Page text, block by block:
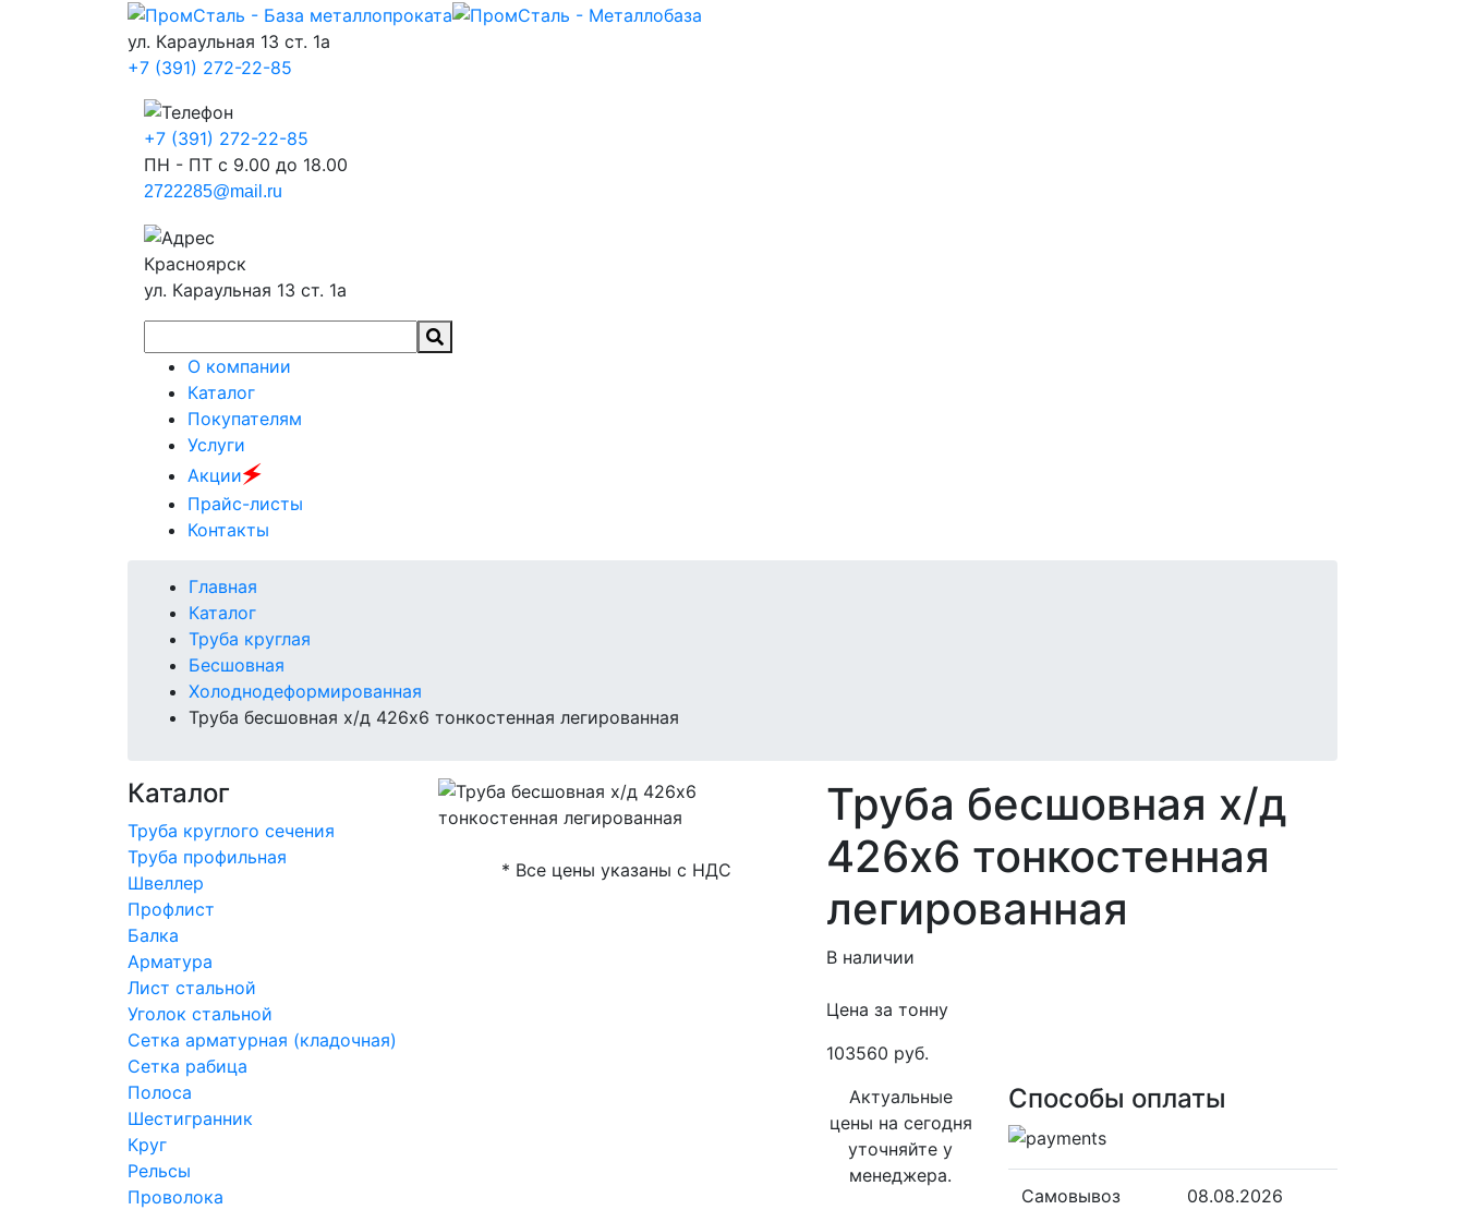
ул. Караульная 13 ст. 1а
+7 (391) 272-22-85
+7 (391) 272-22-85
ПН - ПТ с 9.00 до 18.00
2722285@mail.ru
Красноярск
ул. Караульная 13 ст. 1а
О компании
Каталог
Покупателям
Услуги
Акции🗲
Прайс-листы
Контакты
Главная
Каталог
Труба круглая
Бесшовная
Холоднодеформированная
Труба бесшовная х/д 426х6 тонкостенная легированная
* Все цены указаны с НДС
Труба бесшовная х/д
426х6 тонкостенная
легированная
В наличии
Цена за тонну
103560 руб.
Актуальные
цены на сегодня
уточняйте у
менеджера.
Способы оплаты
Самовывоз 08.08.2026
Каталог
Труба круглого сечения
Труба профильная
Швеллер
Профлист
Балка
Арматура
Лист стальной
Уголок стальной
Сетка арматурная (кладочная)
Сетка рабица
Полоса
Шестигранник
Круг
Рельсы
Проволока